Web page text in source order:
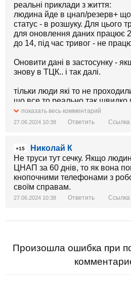
реальні приклади з життя:
людина йде в цнап/резерв+
статус - в розшуку. Для цього
для оновлення даних працює
до 14, під час тривог - не
Оновити дані в застосунку -
знову в ТЦК.. і так далі.
тільки люди які то не
що все то реально так швидко
показать весь комментарий
27.06.2024 10:38 Ответить Ссылка
+15
Николай К
Не труси тут сечку. Якщо
ЦНАП за 60 днів, то як вона
кнопочними телефонами з
своїм справам.
27.06.2024 10:38 Ответить Ссылка
Произошла ошибка при